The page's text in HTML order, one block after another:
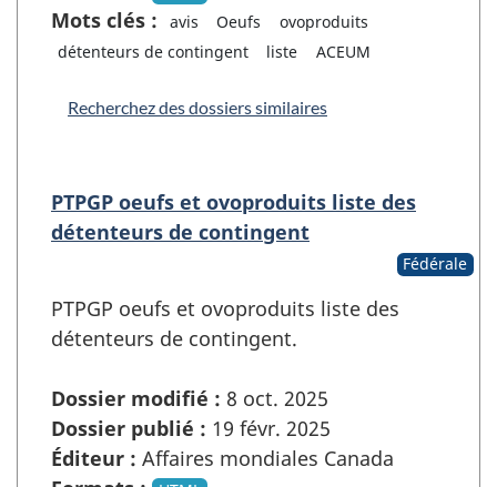
Mots clés : avis Oeufs
ovoproduits
détenteurs de contingent
liste ACEUM
Recherchez des dossiers similaires
PTPGP oeufs et ovoproduits liste des
détenteurs de contingent
Fédérale
PTPGP oeufs et ovoproduits liste des
détenteurs de contingent.
Dossier modifié : 8 oct. 2025
Dossier publié : 19 févr. 2025
Éditeur : Affaires mondiales Canada